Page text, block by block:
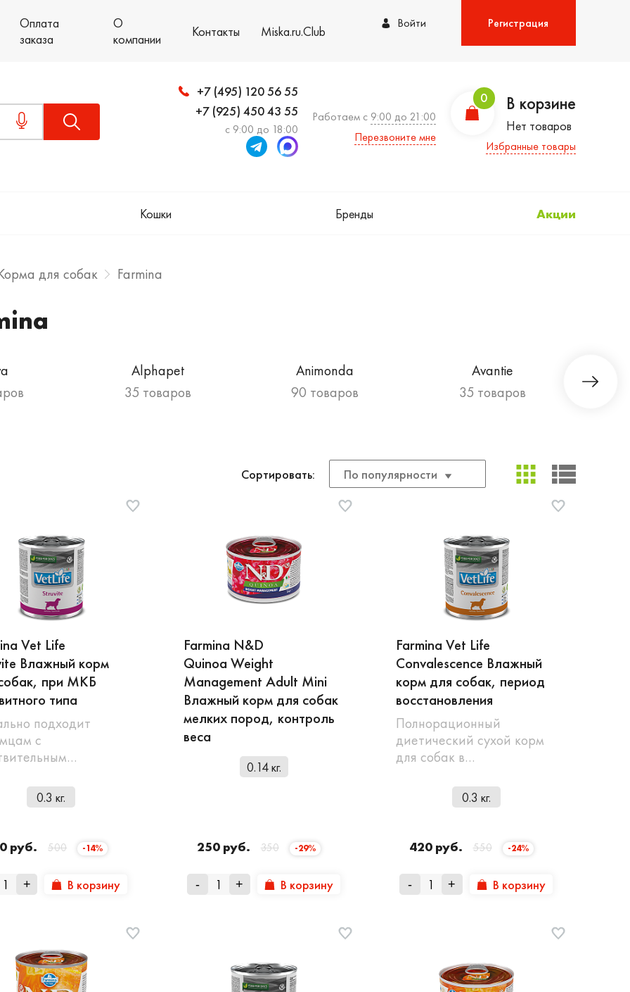
Оплата
заказа
О
компании
Контакты Miska.ru.Club Войти Регистрация
+7 (495) 120 56 55
+7 (925) 450 43 55
с 9:00 до 18:00
Работаем с 9:00 до 21:00
Перезвоните мне
0 В корзине
Нет товаров
Избранные товары
Кошки Бренды Акции
для собак Farmina
Alphapet
35 товаров
Animonda
90 товаров
Avantie
35 товаров
Сортировать: По популярности
Vet Life
Влажный корм
при МКБ
типа
подходит
с
0.3 кг.
руб. 500 -14%
+ В корзину
Farmina N&D
Quinoa Weight
Management Adult Mini
Влажный корм для собак
мелких пород, контроль
веса
0.14 кг.
250 руб. 350 -29%
- + В корзину
Farmina Vet Life
Convalescence Влажный
корм для собак, период
восстановления
Полнорационный
диетический сухой корм
для собак в…
0.3 кг.
420 руб. 550 -24%
- + В корзину